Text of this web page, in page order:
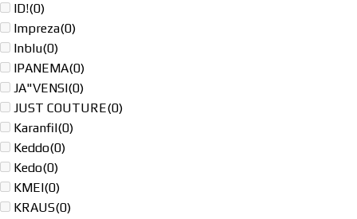
ID!(0)
Impreza(0)
Inblu(0)
IPANEMA(0)
JA"VENSI(0)
JUST COUTURE(0)
Karanfil(0)
Keddo(0)
Kedo(0)
KMEI(0)
KRAUS(0)